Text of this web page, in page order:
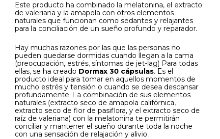
Este producto ha combinado la melatonina, el extracto
de valeriana y la amapola con otros elementos
naturales que funcionan como sedantes y relajantes
para la conciliación de un sueño profundo y reparador.
Hay muchas razones por las que las personas no
pueden quedarse dormidas cuando llegan a la cama
(preocupación, estrés, síntomas de jet-lag) Para todas
ellas, se ha creado Dormax 30 cápsulas. Es el
producto ideal para tomar en aquellos momentos de
mucho estrés y tensión o cuando se desea descansar
profundamente. La combinación de sus elementos
naturales (extracto seco de amapola califórnica,
extracto seco de flor de pasiflora, y el extracto seco de
raíz de valeriana) con la melatonina te permitirán
conciliar y mantener el sueño durante toda la noche
con una sensación de relajación y alivio.